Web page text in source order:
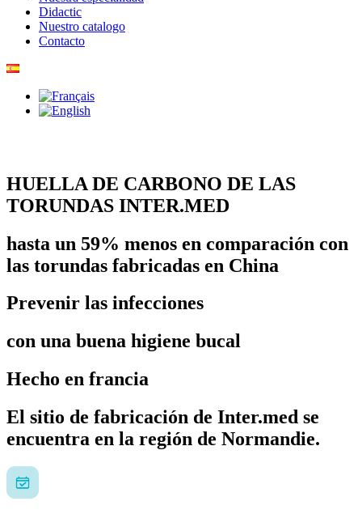
Didactic
Nuestro catalogo
Contacto
HUELLA DE CARBONO DE LAS
TORUNDAS INTER.MED
hasta un 59% menos en comparación con
las torundas fabricadas en China
Prevenir las infecciones
con una buena higiene bucal
Hecho en francia
El sitio de fabricación de Inter.med se
encuentra en la región de Normandie.